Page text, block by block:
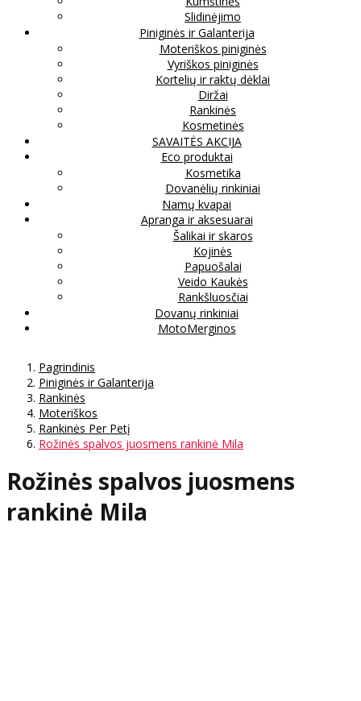
Slidinėjimo
Piniginės ir Galanterija
Moteriškos piniginės
Vyriškos piniginės
Kortelių ir raktų dėklai
Diržai
Rankinės
Kosmetinės
SAVAITĖS AKCIJA
Eco produktai
Kosmetika
Dovanėlių rinkiniai
Namų kvapai
Apranga ir aksesuarai
Šalikai ir skaros
Kojinės
Papuošalai
Veido Kaukės
Rankšluosčiai
Dovanų rinkiniai
MotoMerginos
Pagrindinis
Piniginės ir Galanterija
Rankinės
Moteriškos
Rankinės Per Petį
Rožinės spalvos juosmens rankinė Mila
Rožinės spalvos juosmens
rankinė Mila